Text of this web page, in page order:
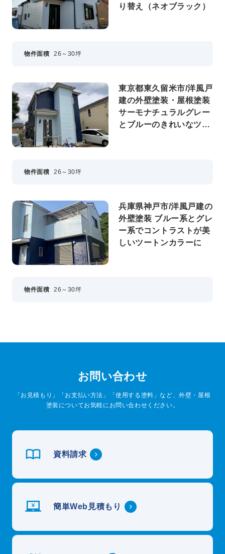
り替え（ネオブラック）
物件面積 26～30坪
東京都東久留米市/洋風戸
建の外壁塗装・屋根塗装
サーモナチュラルグレー
とブルーのきれいなツー
物件面積 26～30坪
兵庫県神戸市/洋風戸建の
外壁塗装 ブルー系とグレ
ー系でコントラストが美
しいツートンカラーに
物件面積 26～30坪
お問い合わせ
「お見積もり」「お支払い方法」「使用する塗料」など、外壁・屋根
塗装についてお気軽にお問い合わせください。
資料請求
簡単Web見積もり